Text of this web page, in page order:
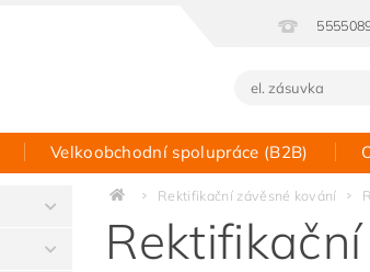
Velkoobchodní spolupráce (B2B)
Hodnocení obchodu Kontakt
Rektifikační závěsné kování